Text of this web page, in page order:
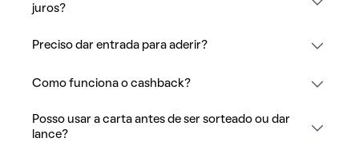
juros?
Preciso dar entrada para aderir?
Como funciona o cashback?
Posso usar a carta antes de ser sorteado ou dar
lance?